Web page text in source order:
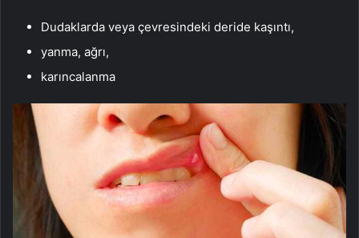
Dudaklarda veya çevresindeki deride kaşıntı,
yanma, ağrı,
karıncalanma